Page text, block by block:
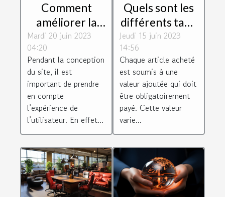
Comment
améliorer la
navigation de
votre page
web ?
Mardi 20 juin 2023
04:20
Pendant la conception
du site, il est
important de prendre
en compte
l’expérience de
l’utilisateur. En effet...
Quels sont les
différents taux
de TVA des
différentes
régions
européenne ?
Jeudi 15 juin 2023
14:56
Chaque article acheté
est soumis à une
valeur ajoutée qui doit
être obligatoirement
payé. Cette valeur
varie...